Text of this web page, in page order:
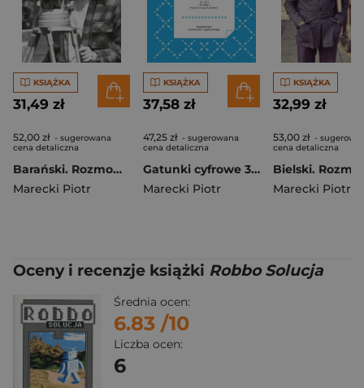
KSIĄŻKA
31,49 zł
52,00 zł - sugerowana
cena detaliczna
Barański. Rozmowa-rzeka
Marecki Piotr
KSIĄŻKA
37,58 zł
47,25 zł - sugerowana
cena detaliczna
Gatunki cyfrowe 3. Historie mówione
Marecki Piotr
KSIĄŻKA
32,99 zł
53,00 zł -
cena detaliczna
Marecki Piotr
Oceny i recenzje książki Robbo Solucja
Średnia ocen:
6.83 /10
Liczba ocen:
6